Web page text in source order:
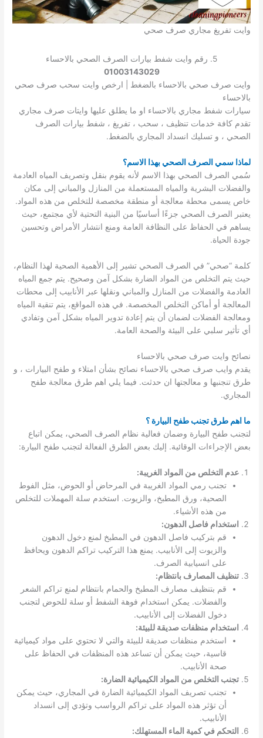
وايت تفريغ مجاري صرف صحي
5. رقم وايت شفط بيارات الصرف الصحي بالاحساء
01003143029
وايت صرف صحي بالاحساء بالضغط | ارخص وايت سحب صرف صحي
بالاحساء
سيارات شفط مجاري بالاحساء او ما يطلق عليها وايتات صرف مجاري
تقدم كافة خدمات تنظيف ، سحب ، تفريغ ، شفط بيارات الصرف
الصحي ، و تسليك انسداد المجاري بالضغط.
لماذا سمي الصرف الصحي بهذا الاسم؟
سُمي الصرف الصحي بهذا الاسم لأنه يقوم بنقل وتصريف المياه العادمة
والفضلات البشرية والمياه المستعملة من المنازل والمباني إلى مكان
خاص يسمى محطة معالجة أو منطقة مخصصة للتخلص من هذه المواد.
يعتبر الصرف الصحي جزءًا أساسيًا من البنية التحتية لأي مجتمع، حيث
يساهم في الحفاظ على النظافة العامة ومنع انتشار الأمراض وتحسين
جودة الحياة.
كلمة “صحي” في الصرف الصحي تشير إلى الأهمية الصحية لهذا النظام،
حيث يتم التخلص من المواد الضارة بشكل آمن وصحيح. يتم جمع المياه
العادمة والفضلات من المنازل والمباني ونقلها عبر الأنابيب إلى محطات
المعالجة أو أماكن التخلص المخصصة. في هذه المواقع، يتم تنقية المياه
ومعالجة الفضلات لضمان أن يتم إعادة تدوير المياه بشكل آمن وتفادي
أي تأثير سلبي على البيئة والصحة العامة.
نصائح وايت صرف صحي بالاحساء
يقدم وايب صرف صحي بالاحساء نصائح بشأن امتلاء و طفح البيارات ، و
طرق تنجنبها و معالجتها ان حدثت. فيما يلي اهم طرق معالجة طفح
المجاري.
ما اهم طرق تجنب طفح البيارة ؟
لتجنب طفح البيارة وضمان فعالية نظام الصرف الصحي، يمكن اتباع
بعض الإجراءات الوقائية. إليك بعض الطرق الفعالة لتجنب طفح البيارة:
عدم التخلص من المواد الغريبة:
تجنب رمي المواد الغريبة في المرحاض أو الحوض، مثل الفوط
الصحية، ورق المطبخ، والزيوت. استخدم سلة المهملات للتخلص
من هذه الأشياء.
استخدام فاصل الدهون:
قم بتركيب فاصل الدهون في المطبخ لمنع دخول الدهون
والزيوت إلى الأنابيب. يمنع هذا التركيب تراكم الدهون ويحافظ
على انسيابية الصرف.
تنظيف المصارف بانتظام:
قم بتنظيف مصارف المطبخ والحمام بانتظام لمنع تراكم الشعر
والفضلات. يمكن استخدام فوهة الشفط أو سلة للحوض لتجنب
دخول الفضلات إلى الأنابيب.
استخدام منظفات صديقة للبيئة:
استخدم منظفات صديقة للبيئة والتي لا تحتوي على مواد كيميائية
قاسية، حيث يمكن أن تساعد هذه المنظفات في الحفاظ على
صحة الأنابيب.
تجنب التخلص من المواد الكيميائية الضارة:
تجنب تصريف المواد الكيميائية الضارة في المجاري، حيث يمكن
أن تؤثر هذه المواد على تراكم الرواسب وتؤدي إلى انسداد
الأنابيب.
التحكم في كمية الماء المستهلك: